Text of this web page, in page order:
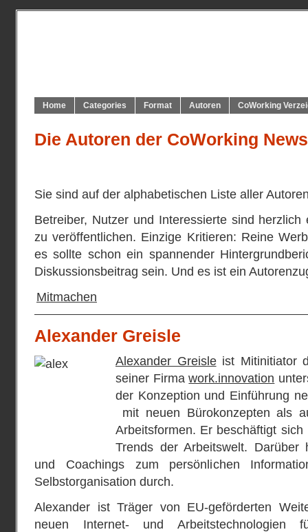
Home Categories Format Autoren CoWorking
Die Autoren der CoWorking News
Sie sind auf der alphabetischen Liste aller
Betreiber, Nutzer und Interessierte sind herzlich
zu veröffentlichen. Einzige Kritieren: Reine
es sollte schon ein spannender
Diskussionsbeitrag sein. Und es ist ein
Mitmachen
Alexander Greisle
Alexander Greisleist Mitinitiator
seiner Firmawork.innovation
der Konzeption und Einführung
mit neuen Bürokonzepten als
Arbeitsformen. Er beschäftigt
Trends der Arbeitswelt.
und Coachings zum persönlichen
Selbstorganisation durch.
Alexander ist Träger von EU-geförderten
neuen Internet- und